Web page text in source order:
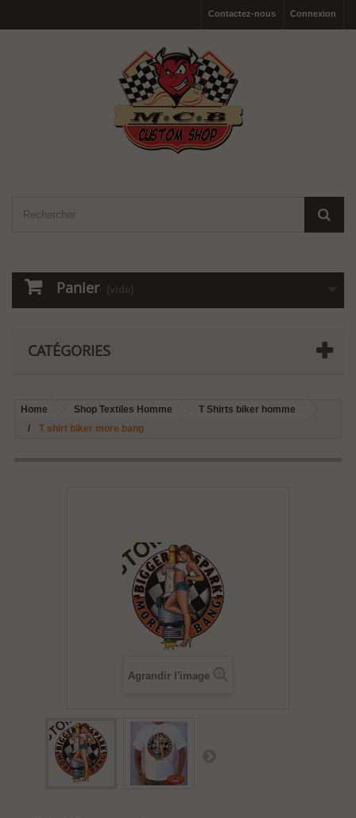
Connexion
Contactez-nous
Panier (vide)
CATÉGORIES
Home Shop Textiles Homme
T Shirts biker homme
T shirt biker more bang
Agrandir l'image